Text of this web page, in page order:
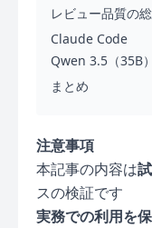
レビュー品質の
Claude Code
Qwen 3.5（35B）
まとめ
注意事項
本記事の内容は
スの検証です
実務での利用を